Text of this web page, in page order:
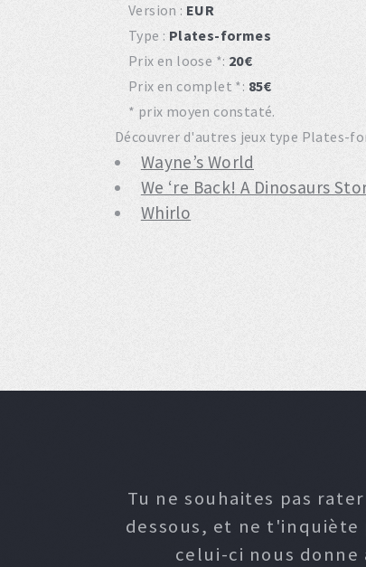
Version : EUR
Type : Plates-formes
Prix en loose *: 20€
Prix en complet *: 85€
* prix moyen constaté.
Découvrer d'autres jeux type Plates-
Wayne’s World
We ‘re Back! A Dinosaurs
Whirlo
Tu ne souhaites pas
dessous, et ne t'inquiète
celui-ci nous donne